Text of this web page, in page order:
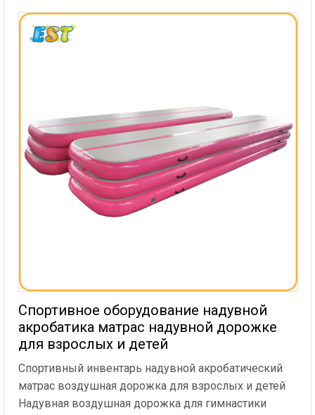
Спортивное оборудование надувной
акробатика матрас надувной дорожке
для взрослых и детей
Спортивный инвентарь надувной акробатический
матрас воздушная дорожка для взрослых и детей
Надувная воздушная дорожка для гимнастики